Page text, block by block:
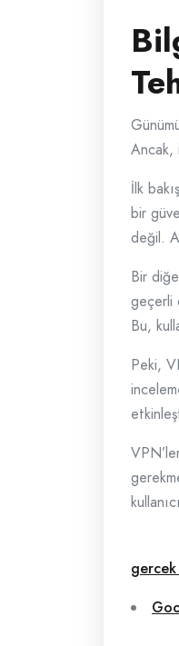
Ancak,
İlk
bir
değil.
Bir
geçerli
Bu,
Peki,